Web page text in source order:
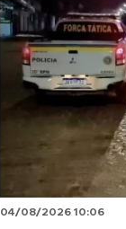
04/08/2026 10:06